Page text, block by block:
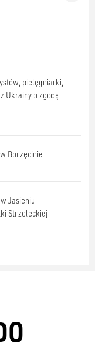
pielęgniarki,
Ukrainy o zgodę
Borzęcinie
Jasieniu
Strzeleckiej